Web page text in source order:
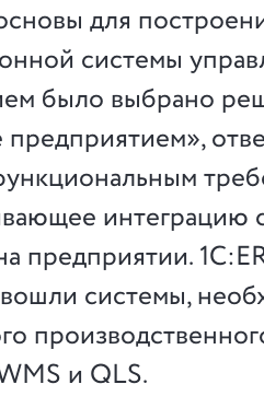
для
системы
было выбрано
предприятием»,
интеграцию
предприятии.
системы,
и QLS.